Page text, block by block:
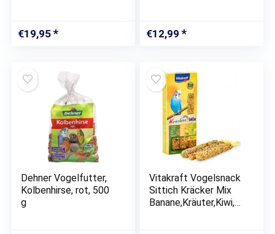
& Reptilien – Zur
kurzfristigen Vitamin-
€19,95 €12,99
Dehner Vogelfutter,
Kolbenhirse, rot, 500
g
Vitakraft Vogelsnack
Sittich Kräcker Mix
Banane,Kräuter,Kiwi,